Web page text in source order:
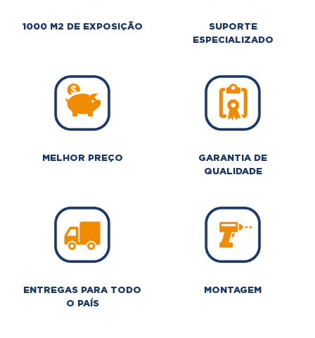
1000 M2 DE EXPOSIÇÃO
SUPORTE
ESPECIALIZADO
MELHOR PREÇO
GARANTIA DE
QUALIDADE
ENTREGAS PARA TODO
O PAÍS
MONTAGEM